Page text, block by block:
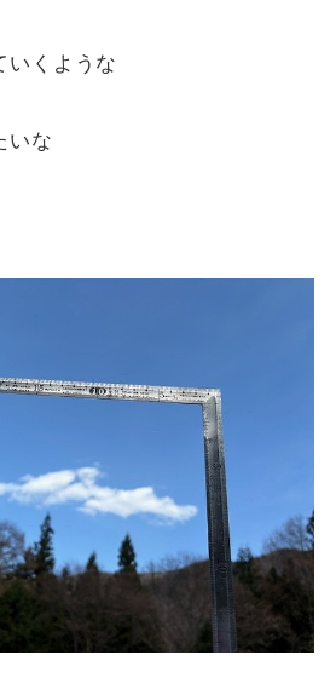
いくような
いな